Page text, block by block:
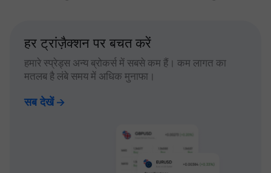
हर ट्रांज़ैक्शन पर बचत करें
हमारे स्प्रेड्स अन्य ब्रोकर्स में सबसे कम हैं। कम लागत का
मतलब है लंबे समय में अधिक मुनाफा।
सब देखें